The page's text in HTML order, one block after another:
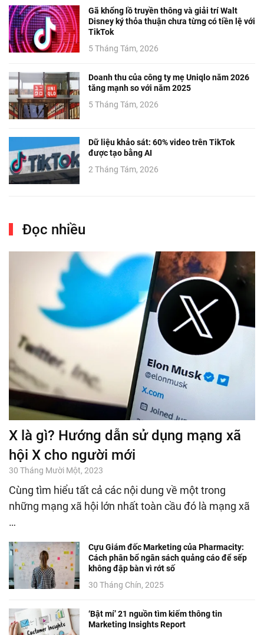
Gã khổng lồ truyền thông và giải trí Walt
Disney ký thỏa thuận chưa từng có tiền lệ với
TikTok
5 Tháng Tám, 2026
Doanh thu của công ty mẹ Uniqlo năm 2026
tăng mạnh so với năm 2025
5 Tháng Tám, 2026
Dữ liệu khảo sát: 60% video trên TikTok
được tạo bằng AI
2 Tháng Tám, 2026
Đọc nhiều
X là gì? Hướng dẫn sử dụng mạng xã
hội X cho người mới
30 Tháng Mười Một, 2023
Cùng tìm hiểu tất cả các nội dung về một trong
những mạng xã hội lớn nhất toàn cầu đó là mạng xã
…
Cựu Giám đốc Marketing của Pharmacity:
Cách phân bổ ngân sách quảng cáo để sếp
không đập bàn vì rớt số
30 Tháng Chín, 2025
‘Bật mí’ 21 nguồn tìm kiếm thông tin
Marketing Insights Report